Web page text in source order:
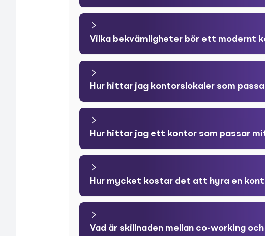
Vilka bekvämligheter bör ett modernt
Hur hittar jag kontorslokaler som
Hur hittar jag ett kontor som passar
Hur mycket kostar det att hyra en
Vad är skillnaden mellan co-working